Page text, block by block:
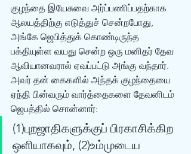
குழந்தை இயேசுவை அர்ப்பணிப்பதற்காக
ஆலயத்திற்கு எடுத்துச் சென்றபோது,
அங்கே ஜெபித்துக் கொண்டிருந்த
பக்தியுள்ள வயது சென்ற ஒரு மனிதர் தேவ
ஆவியானவரால் ஏவப்பட்டு அங்கு வந்தார்.
அவர் தன் கைகளில் அந்தக் குழந்தையை
ஏந்தி பின்வரும் வார்த்தைகளை தேவனிடம்
ஜெபத்தில் சொன்னார்:
(1)புறஜாதிகளுக்குப் பிரகாசிக்கிற
ஒளியாகவும், (2)உம்முடைய